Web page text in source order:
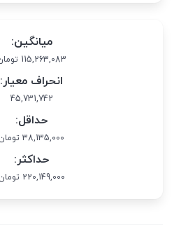
میانگین:
115,263,083 تومان
انحراف معیار:
45,731,742
حداقل:
38,135,000 تومان
حداکثر:
220,149,000 تومان